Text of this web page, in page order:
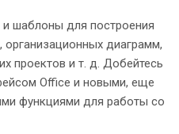
шаблоны для построения
организационных диаграмм,
проектов и т. д. Добейтесь
Office и новыми, еще
функциями для работы со